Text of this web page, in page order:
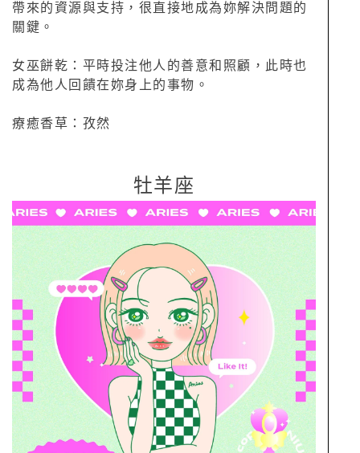
帶來的資源與支持，很直接地成為妳解決問題的
關鍵。
女巫餅乾：平時投注他人的善意和照顧，此時也
成為他人回饋在妳身上的事物。
療癒香草：孜然
牡羊座